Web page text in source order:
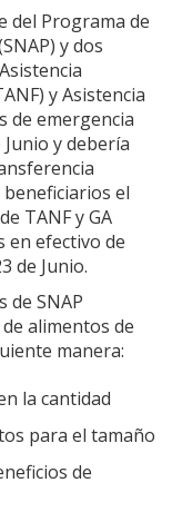
del Programa de
y dos
y Asistencia
de emergencia
y debería
beneficiarios el
TANF y GA
en efectivo de
de Junio.
de SNAP
alimentos de
manera:
la cantidad
para el tamaño
de